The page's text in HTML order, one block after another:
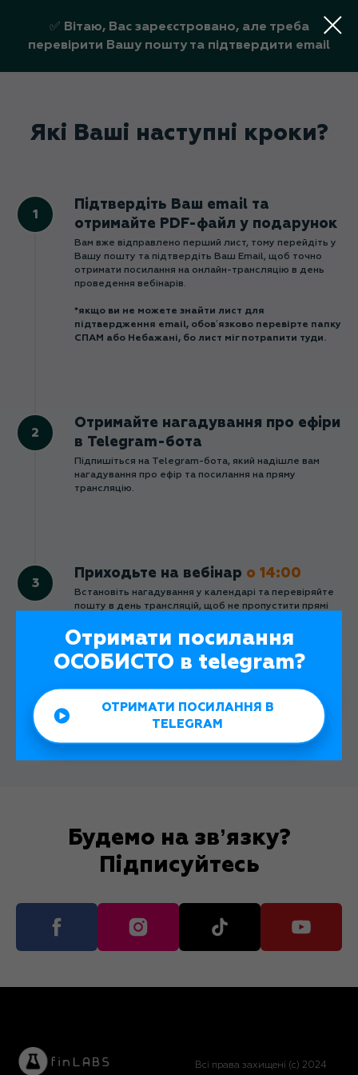
✅ Вітаю, Вас зареєстровано, але треба
перевірити Вашу пошту та підтвердити email
Які Ваші наступні кроки?
Підтвердіть Ваш email та
отримайте PDF-файл у подарунок
Вам вже відправлено перший лист, тому перейдіть у
Вашу пошту та підтвердіть Ваш Еmail, щоб точно
отримати посилання на онлайн-трансляцію в день
проведення вебінарів.
*якщо ви не можете знайти лист для
підтвердження email, обовʼязково перевірте папку
СПАМ або Небажані, бо лист міг потрапити туди.
Отримайте нагадування про ефіри
в Telegram-бота
Підпишіться на Telegram-бота, який надішле вам
нагадування про ефір та посилання на пряму
трансляцію.
Приходьте на вебінар о 14:00
Встановіть нагадування у календарі та перевіряйте
пошту в день трансляцій, щоб не пропустити прямі
Отримати нагадування в Telegram
Отримати посилання
ОСОБИСТО в telegram?
ОТРИМАТИ ПОСИЛАННЯ В
TELEGRAM
Будемо на звʼязку?
Підписуйтесь
Всі права захищені (с) 2024